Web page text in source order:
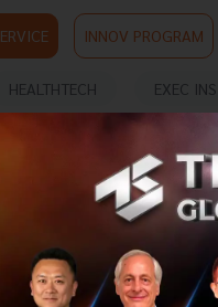
INNOV PROGRAM
HEALTHTECH EXEC
นวัตกรรมไม่จ
Board Game